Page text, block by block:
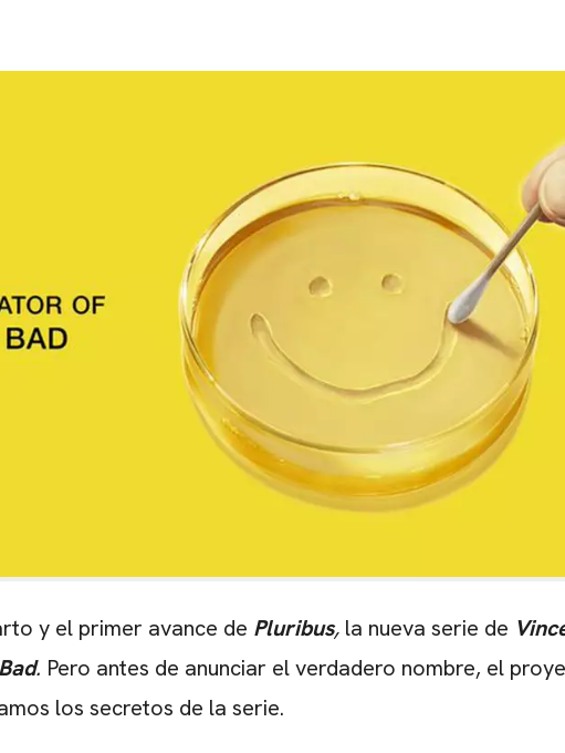
y el primer avance de Pluribus, la nueva serie de
. Pero antes de anunciar el verdadero nombre, el
los secretos de la serie.